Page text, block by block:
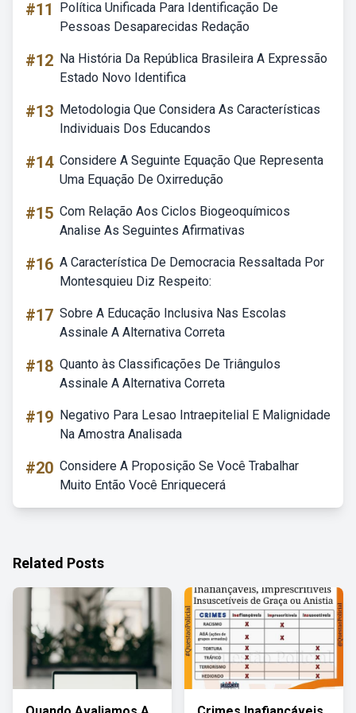
#11
Política Unificada Para Identificação De
Pessoas Desaparecidas Redação
#12 Na História Da República Brasileira A Expressão
Estado Novo Identifica
#13 Metodologia Que Considera As Características
Individuais Dos Educandos
#14 Considere A Seguinte Equação Que Representa
Uma Equação De Oxirredução
#15 Com Relação Aos Ciclos Biogeoquímicos
Analise As Seguintes Afirmativas
#16 A Característica De Democracia Ressaltada Por
Montesquieu Diz Respeito:
#17 Sobre A Educação Inclusiva Nas Escolas
Assinale A Alternativa Correta
#18 Quanto às Classificações De Triângulos
Assinale A Alternativa Correta
#19 Negativo Para Lesao Intraepitelial E Malignidade
Na Amostra Analisada
#20 Considere A Proposição Se Você Trabalhar
Muito Então Você Enriquecerá
Related Posts